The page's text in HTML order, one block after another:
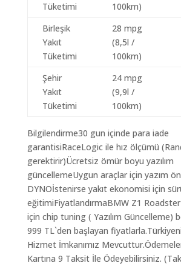
Tüketimi
100km)
Birleşik
Yakıt
Tüketimi
28 mpg
(8,5l /
100km)
Şehir
Yakıt
Tüketimi
24 mpg
(9,9l /
100km)
Bilgilendirme30 gun içinde para iade
garantisiRaceLogic ile hız ölçümü
gerektirir)Ücretsiz ömür boyu yazılım
güncellemeUygun araçlar için yazım
DYNOİstenirse yakıt ekonomisi için
eğitimiFiyatlandırmaBMW Z1 Roadster
için chip tuning ( Yazılım Güncelleme)
999 TL`den başlayan
Hizmet İmkanımız
Kartına 9 Taksit İle Ödeyebilirsiniz.